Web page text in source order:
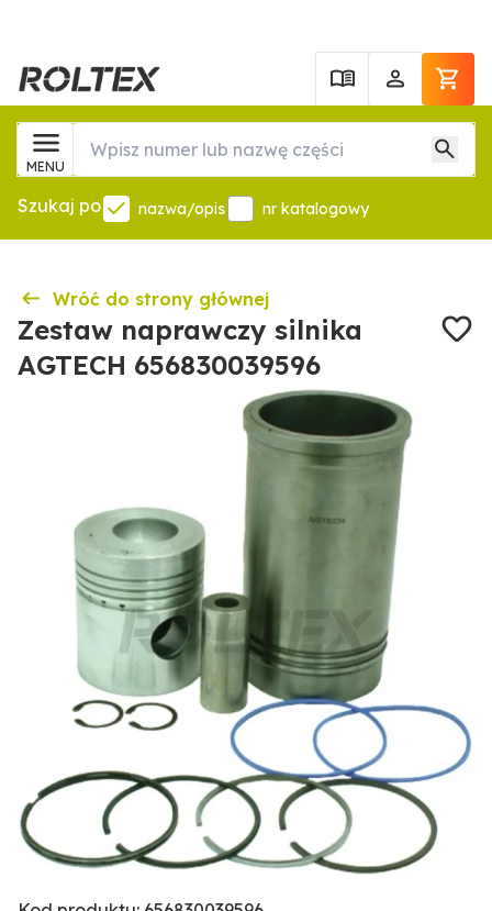
MENU
Szukaj po nazwa/opis nr katalogowy
Wróć do strony głównej
Zestaw naprawczy silnika
AGTECH 656830039596